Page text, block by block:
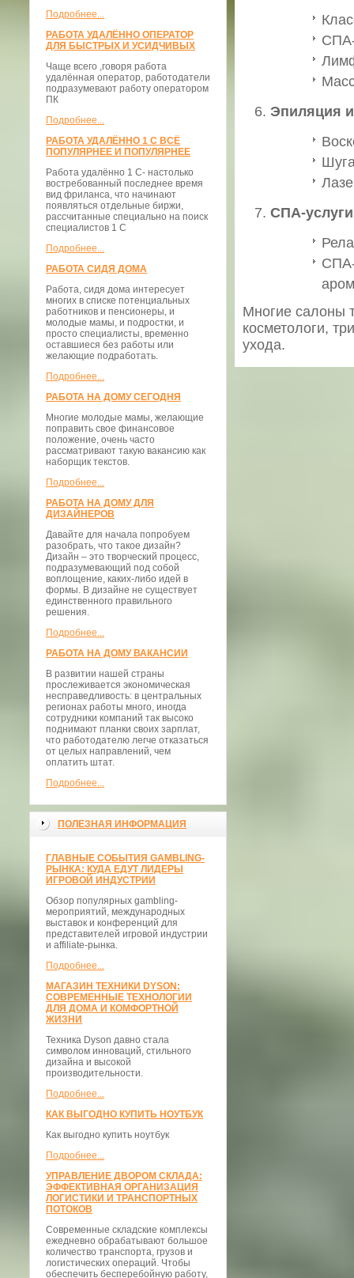
Подробнее...
РАБОТА УДАЛЁННО ОПЕРАТОР
ДЛЯ БЫСТРЫХ И УСИДЧИВЫХ
Чаще всего ,говоря работа
удалённая оператор, работодатели
подразумевают работу оператором
ПК
Подробнее...
РАБОТА УДАЛЁННО 1 С ВСЁ
ПОПУЛЯРНЕЕ И ПОПУЛЯРНЕЕ
Работа удалённо 1 С- настолько
востребованный последнее время
вид фриланса, что начинают
появляться отдельные биржи,
рассчитанные специально на поиск
специалистов 1 С
Подробнее...
РАБОТА СИДЯ ДОМА
Работа, сидя дома интересует
многих в списке потенциальных
работников и пенсионеры, и
молодые мамы, и подростки, и
просто специалисты, временно
оставшиеся без работы или
желающие подработать.
Подробнее...
РАБОТА НА ДОМУ СЕГОДНЯ
Многие молодые мамы, желающие
поправить свое финансовое
положение, очень часто
рассматривают такую вакансию как
наборщик текстов.
Подробнее...
РАБОТА НА ДОМУ ДЛЯ
ДИЗАЙНЕРОВ
Давайте для начала попробуем
разобрать, что такое дизайн?
Дизайн – это творческий процесс,
подразумевающий под собой
воплощение, каких-либо идей в
формы. В дизайне не существует
единственного правильного
решения.
Подробнее...
РАБОТА НА ДОМУ ВАКАНСИИ
В развитии нашей страны
прослеживается экономическая
несправедливость: в центральных
регионах работы много, иногда
сотрудники компаний так высоко
поднимают планки своих зарплат,
что работодателю легче отказаться
от целых направлений, чем
оплатить штат.
Подробнее...
ПОЛЕЗНАЯ ИНФОРМАЦИЯ
ГЛАВНЫЕ СОБЫТИЯ GAMBLING-
РЫНКА: КУДА ЕДУТ ЛИДЕРЫ
ИГРОВОЙ ИНДУСТРИИ
Обзор популярных gambling-
мероприятий, международных
выставок и конференций для
представителей игровой индустрии
и affiliate-рынка.
Подробнее...
МАГАЗИН ТЕХНИКИ DYSON:
СОВРЕМЕННЫЕ ТЕХНОЛОГИИ
ДЛЯ ДОМА И КОМФОРТНОЙ
ЖИЗНИ
Техника Dyson давно стала
символом инноваций, стильного
дизайна и высокой
производительности.
Подробнее...
КАК ВЫГОДНО КУПИТЬ НОУТБУК
Как выгодно купить ноутбук
Подробнее...
УПРАВЛЕНИЕ ДВОРОМ СКЛАДА:
ЭФФЕКТИВНАЯ ОРГАНИЗАЦИЯ
ЛОГИСТИКИ И ТРАНСПОРТНЫХ
ПОТОКОВ
Современные складские комплексы
ежедневно обрабатывают большое
количество транспорта, грузов и
логистических операций. Чтобы
обеспечить бесперебойную работу,
Эпиляция
СПА-услуги
Многие салоны
косметологи,
ухода.